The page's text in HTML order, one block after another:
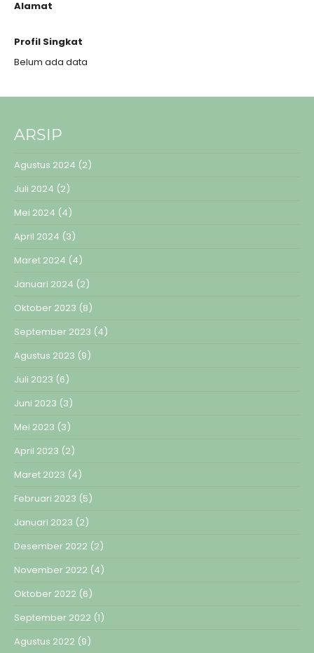
Alamat
Profil Singkat
Belum ada data
ARSIP
Agustus 2024 (2)
Juli 2024 (2)
Mei 2024 (4)
April 2024 (3)
Maret 2024 (4)
Januari 2024 (2)
Oktober 2023 (8)
September 2023 (4)
Agustus 2023 (9)
Juli 2023 (6)
Juni 2023 (3)
Mei 2023 (3)
April 2023 (2)
Maret 2023 (4)
Februari 2023 (5)
Januari 2023 (2)
Desember 2022 (2)
November 2022 (4)
Oktober 2022 (6)
September 2022 (1)
Agustus 2022 (9)